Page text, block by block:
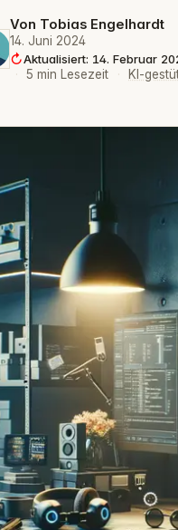
Von Tobias Engelhardt
14. Juni 2024
Aktualisiert: 14. Februar
·
5 min Lesezeit · KI-